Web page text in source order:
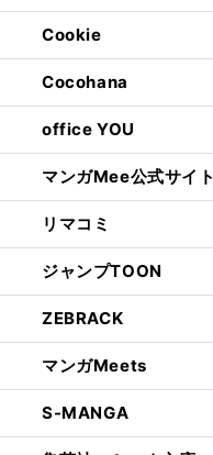
Cookie
Cocohana
office YOU
マンガMee公式サイト
リマコミ
ジャンプTOON
ZEBRACK
マンガMeets
S-MANGA